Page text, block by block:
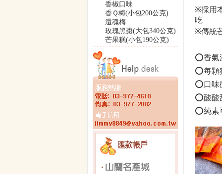
香椒口味
香Ｑ梅(小包200公克)
還魂梅
玫瑰黑棗(大包340公克)
芒果糕(小包190公克)
※採用
吃
※傳統
⭕️香氣
⭕️每顆
⭕️口味
⭕️酸酸
⭕️純素